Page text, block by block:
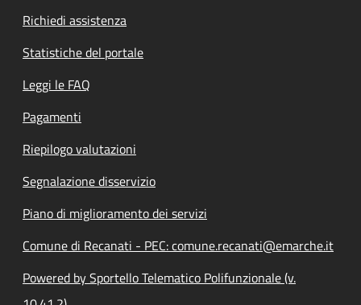
Richiedi assistenza
Statistiche del portale
Leggi le FAQ
Pagamenti
Riepilogo valutazioni
Segnalazione disservizio
Piano di miglioramento dei servizi
Comune di Recanati - PEC: comune.recanati@emarche.it
Powered by Sportello Telematico Polifunzionale (v.